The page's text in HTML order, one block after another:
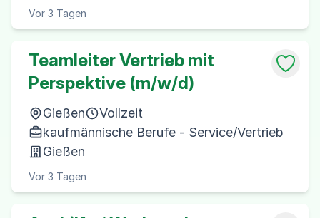
Vor 3 Tagen
Teamleiter Vertrieb mit
Perspektive (m/w/d)
Gießen
Vollzeit
kaufmännische Berufe - Service/Vertrieb
Gießen
Vor 3 Tagen